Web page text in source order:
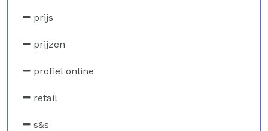
prijs
prijzen
profiel online
retail
s&s